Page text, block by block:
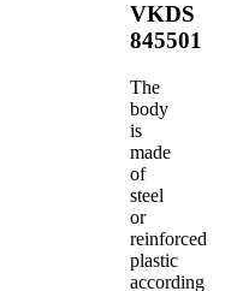
VKDS
845501
The
body
is
made
of
steel
or
reinforced
plastic
according